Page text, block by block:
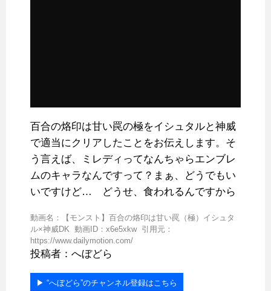
百合の烙印は甘い罠の極をイシュタルと神威
で適当にクリアしたことをお伝えします。そ
う言えば、ミレディってなんちゃらエンブレ
ムのキャラなんですって？まぁ、どうでもい
いですけど… どうせ、食われるんですから
動画名：【モンスト】百合の烙印は甘い罠（極）イシュタ
ル×神威DK 動画ID：x6e5xkw 引用元：
https://www.dailymotion.com/
投稿者：へぼどら
▶︎ “へぼどら”のチャンネル登録はこちら